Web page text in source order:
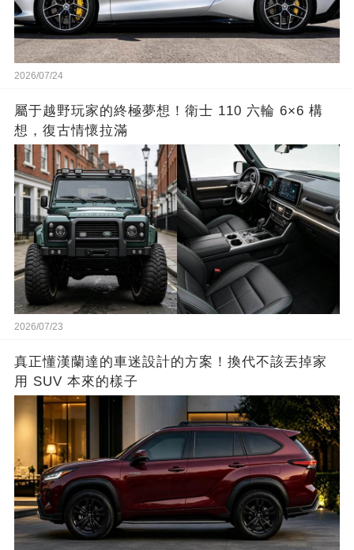
2026/07/24
屬于越野玩家的終極夢想！衛士 110 六輪 6×6 構
想，復古情懷拉滿
2026/07/23
真正懂漢蘭達的車迷設計的方案！換代不該丟掉家
用 SUV 本來的樣子